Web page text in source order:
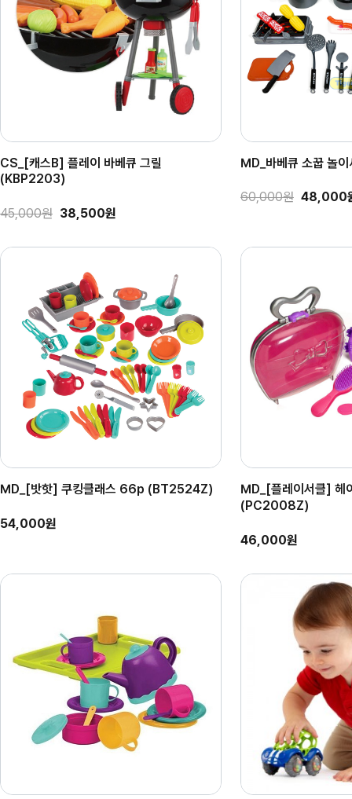
CS_[캐스B] 플레이 바베큐 그릴
(KBP2203)
45,000원 38,500원
MD_바베큐 소꿉 놀
60,000원 48,000
MD_[밧핫] 쿠킹클래스 66p (BT2524Z)
54,000원
MD_[플레이서클] 헤
(PC2008Z)
46,000원